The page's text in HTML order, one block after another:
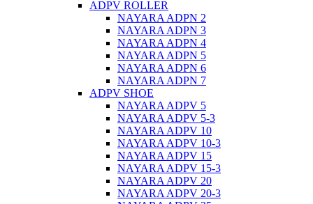
ADPV ROLLER
NAYARA ADPN 2
NAYARA ADPN 3
NAYARA ADPN 4
NAYARA ADPN 5
NAYARA ADPN 6
NAYARA ADPN 7
ADPV SHOE
ΝAYARA ADPV 5
NAYARA ADPV 5-3
NAYARA ADPV 10
NAYARA ADPV 10-3
NAYARA ADPV 15
NAYARA ADPV 15-3
NAYARA ADPV 20
NAYARA ADPV 20-3